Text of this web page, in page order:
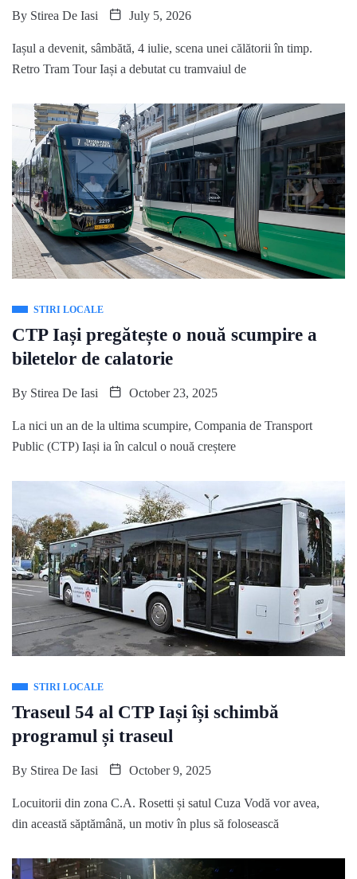
By Stirea De Iasi July 5, 2026
Iașul a devenit, sâmbătă, 4 iulie, scena unei călătorii în timp.
Retro Tram Tour Iași a debutat cu tramvaiul de
STIRI LOCALE
CTP Iași pregătește o nouă scumpire a
biletelor de calatorie
By Stirea De Iasi October 23, 2025
La nici un an de la ultima scumpire, Compania de Transport
Public (CTP) Iași ia în calcul o nouă creștere
STIRI LOCALE
Traseul 54 al CTP Iași își schimbă
programul și traseul
By Stirea De Iasi October 9, 2025
Locuitorii din zona C.A. Rosetti și satul Cuza Vodă vor avea,
din această săptămână, un motiv în plus să folosească